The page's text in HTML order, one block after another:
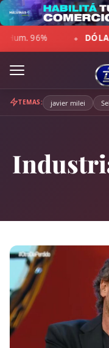
Skip
to
content
DÓLAR OFICIAL:
TEMAS: javier milei